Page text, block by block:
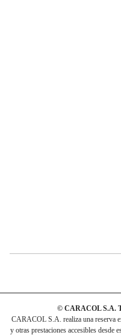
© CARACOL S.A.
CARACOL S.A. realiza una reserva
y otras prestaciones accesibles desde